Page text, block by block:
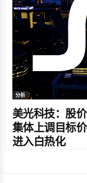
分析
美光科技：股
集体上调目标
进入白热化